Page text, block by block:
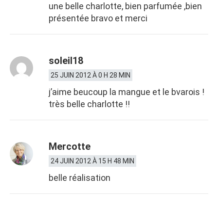
une belle charlotte, bien parfumée ,bien
présentée bravo et merci
soleil18
25 JUIN 2012 À 0 H 28 MIN
j’aime beucoup la mangue et le bvarois !
très belle charlotte !!
Mercotte
24 JUIN 2012 À 15 H 48 MIN
belle réalisation